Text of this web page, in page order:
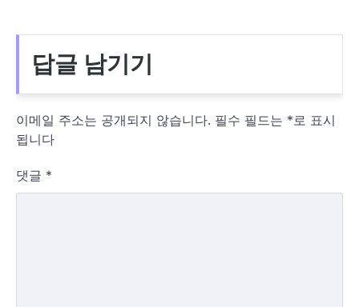
답글 남기기
이메일 주소는 공개되지 않습니다. 필수 필드는 *로 표시
됩니다
댓글 *